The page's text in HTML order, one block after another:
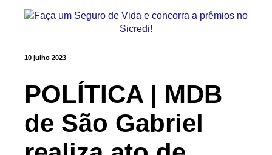
10 julho 2023
POLÍTICA | MDB
de São Gabriel